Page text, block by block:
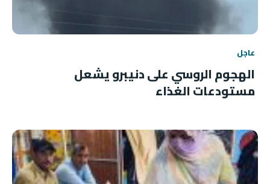
عاجل
الهجوم الروسي على دنيبرو يشعل
مستودعات الغذاء